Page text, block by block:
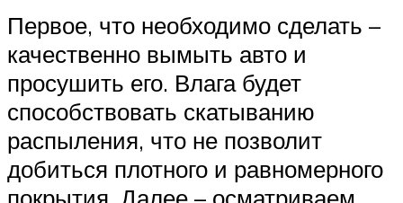
Первое, что необходимо сделать –
качественно вымыть авто и
просушить его. Влага будет
способствовать скатыванию
распыления, что не позволит
добиться плотного и равномерного